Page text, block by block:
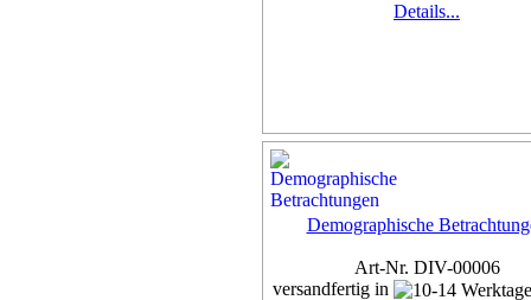
Details...
Demographische
Art-Nr. DIV-00006
versandfertig in